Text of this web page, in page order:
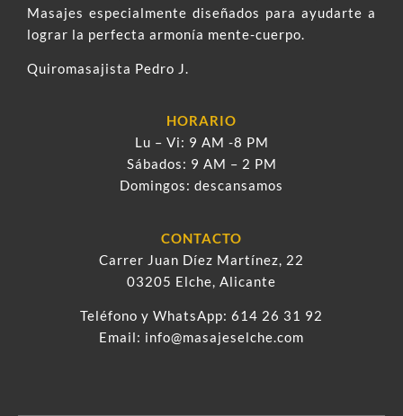
Masajes especialmente diseñados para ayudarte a
lograr la perfecta armonía mente-cuerpo.
Quiromasajista Pedro J.
HORARIO
Lu – Vi: 9 AM -8 PM
Sábados: 9 AM – 2 PM
Domingos: descansamos
CONTACTO
Carrer Juan Díez Martínez, 22
03205 Elche, Alicante
Teléfono y WhatsApp: 614 26 31 92
Email: info@masajeselche.com